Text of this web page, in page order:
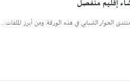
إقليم منفصل
الحوار الشبابي في هذه الورقة. ومن أبرز الملفات:…